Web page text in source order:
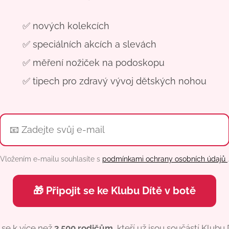
✅ nových kolekcích
✅ speciálních akcích a slevách
✅ měření nožiček na podoskopu
✅ tipech pro zdravý vývoj dětských nohou
Vložením e-mailu souhlasíte s podmínkami ochrany osobních údajů .
🎁 Připojit se ke Klubu Dítě v botě